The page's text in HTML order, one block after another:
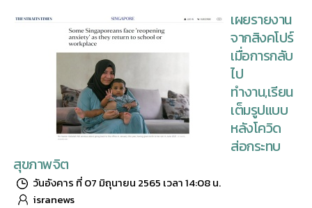
เผยรายงาน
จากสิงคโปร์
เมื่อการกลับ
ไป
ทำงาน,เรียน
เต็มรูปแบบ
หลังโควิด
ส่อกระทบ
สุขภาพจิต
วันอังคาร ที่ 07 มิถุนายน 2565 เวลา 14:08 น.
isranews